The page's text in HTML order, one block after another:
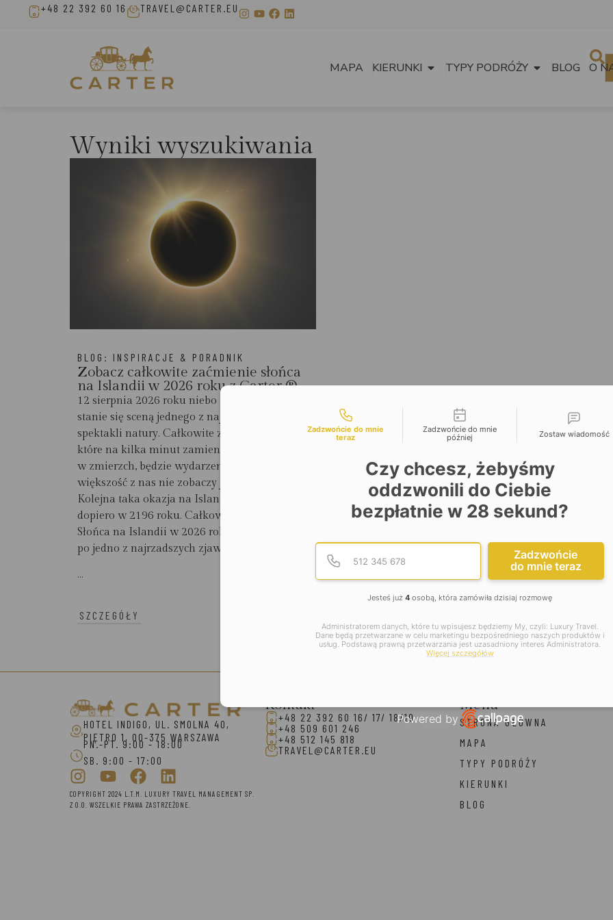
+48 22 392 60 16 TRAVEL@CARTER.EU
MAPA KIERUNKI TYPY PODRÓŻY BLOG O
Wyniki wyszukiwania
BLOG: INSPIRACJE & PORADNIK
Zobacz całkowite zaćmienie słońca
na Islandii w 2026 roku z Carter ®
12 sierpnia 2026 roku niebo nad Islandią
stanie się sceną jednego z najrzadszych
spektakli natury. Całkowite zaćmienie Słońca,
które na kilka minut zamieni dzień
w zmierzch, będzie wydarzeniem, jakiego
większość z nas nie zobaczy już nigdy w życiu.
Kolejna taka okazja na Islandii nadejdzie
dopiero w 2196 roku. Całkowite zaćmienie
Słońca na Islandii w 2026 roku. Podróż
po jedno z najrzadszych zjawisk XXI...
...
SZCZEGÓŁY
HOTEL INDIGO, UL. SMOLNA 40,
PIĘTRO 1, 00-375 WARSZAWA
PN.-PT. 9:00 - 18:00
SB. 9:00 - 17:00
COPYRIGHT 2024 L.T.M. LUXURY TRAVEL MANAGEMENT SP.
Z O.O. WSZELKIE PRAWA ZASTRZEŻONE.
Kontakt
+48 22 392 60 16/ 17/ 18/19
+48 509 601 246
+48 512 145 818
TRAVEL@CARTER.EU
Menu
STRONA GŁÓWNA
MAPA
TYPY PODRÓŻY
KIERUNKI
BLOG
Możliwości kontaktu
Zadzwońcie do mnie
teraz
Zadzwońcie do mnie
później
Zostaw wiadomość
Czy chcesz, żebyśmy
oddzwonili do Ciebie
bezpłatnie w 28 sekund?
Numer telefonu
Podaj poprawny numer
Zadzwońcie
do mnie teraz
Jesteś już 4 osobą, która zamówiła dzisiaj rozmowę
Administratorem danych, które tu wpisujesz będziemy My, czyli: Luxury Travel.
Dane będą przetwarzane w celu marketingu bezpośredniego naszych produktów i
usług. Podstawą prawną przetwarzania jest uzasadniony interes Administratora.
Więcej szczegółów
Powered by